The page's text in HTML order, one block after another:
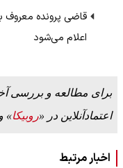
اعلام می‌شود
برای مطالعه و بررسی
اعتمادآنلاین در «روبیکا»
اخبار مرتبط